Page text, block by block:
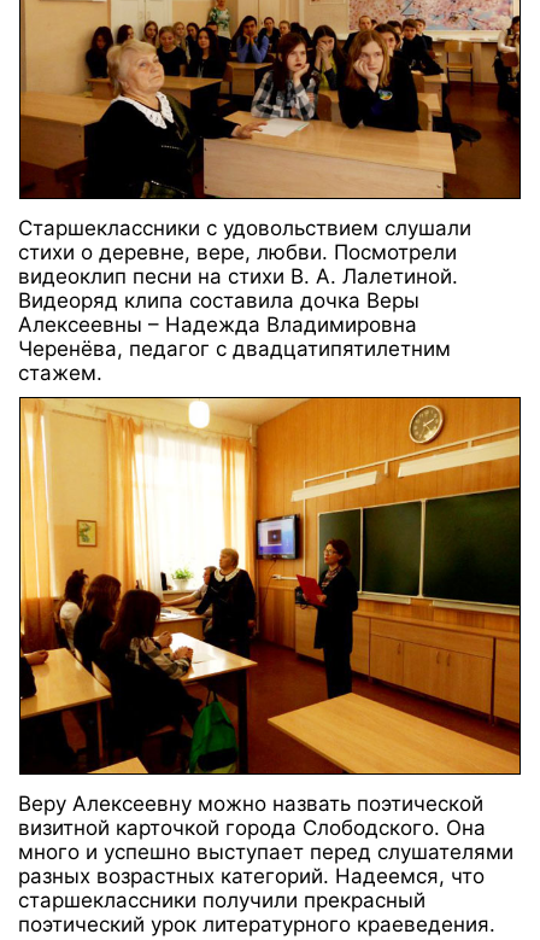
Старшеклассники с удовольствием слушали
стихи о деревне, вере, любви. Посмотрели
видеоклип песни на стихи В. А. Лалетиной.
Видеоряд клипа составила дочка Веры
Алексеевны – Надежда Владимировна
Черенёва, педагог с двадцатипятилетним
стажем.
Веру Алексеевну можно назвать поэтической
визитной карточкой города Слободского. Она
много и успешно выступает перед слушателями
разных возрастных категорий. Надеемся, что
старшеклассники получили прекрасный
поэтический урок литературного краеведения.